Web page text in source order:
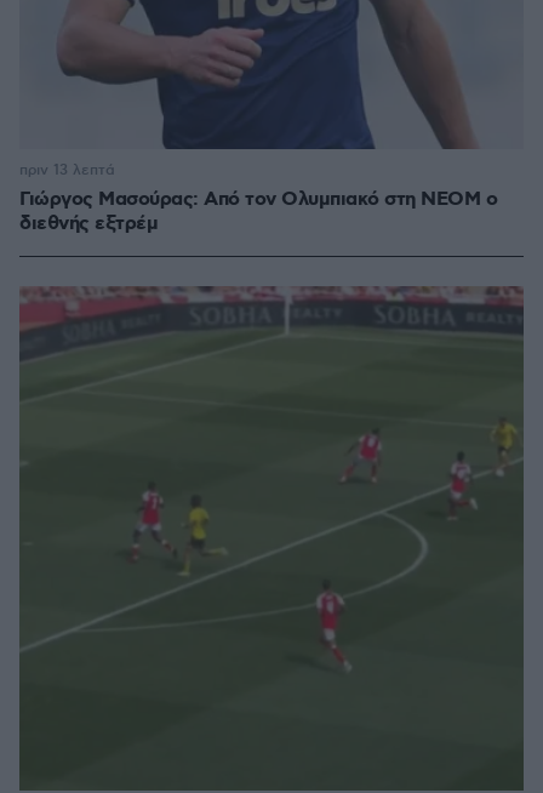
Γιώργος Μασούρας: Από τον Ολυμπιακό στη ΝΕΟΜ ο
διεθνής εξτρέμ
πριν 13 λεπτά